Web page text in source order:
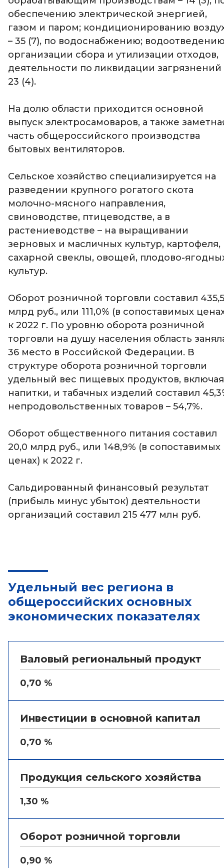
обеспечению электрической энергией,
газом и паром; кондиционированию
– 35 (7), по водоснабжению;
организации сбора и утилизации отходов,
деятельности по ликвидации загрязнений
23 (4).
На долю области приходится основной
выпуск электросамоваров, а также
часть общероссийского производства
бытовых вентиляторов.
Сельское хозяйство специализируется на
разведении крупного рогатого скота
молочно-мясного направления,
свиноводстве, птицеводстве, а в
растениеводстве – на выращивании
зерновых и масличных культур, картофеля,
сахарной свеклы, овощей, плодово-
культур.
Оборот розничной торговли составил 435,5
млрд руб., или 111,0% (в сопоставимых
к 2022 г. По уровню оборота розничной
торговли на душу населения область
36 место в Российской Федерации. В
структуре оборота розничной торговли
удельный вес пищевых продуктов, включая
напитки, и табачных изделий составил
непродовольственных товаров – 54,7%.
Оборот общественного питания составил
20,0 млрд руб., или 148,9% (в сопоставимых
ценах) к 2022 г.
Сальдированный финансовый результат
(прибыль минус убыток) деятельности
организаций составил 215 477 млн руб.
Удельный вес региона в
общероссийских основных
экономических показателях
Валовый региональный продукт
0,70 %
Инвестиции в основной капитал
0,70 %
Продукция сельского хозяйства
1,30 %
Оборот розничной торговли
0,90 %